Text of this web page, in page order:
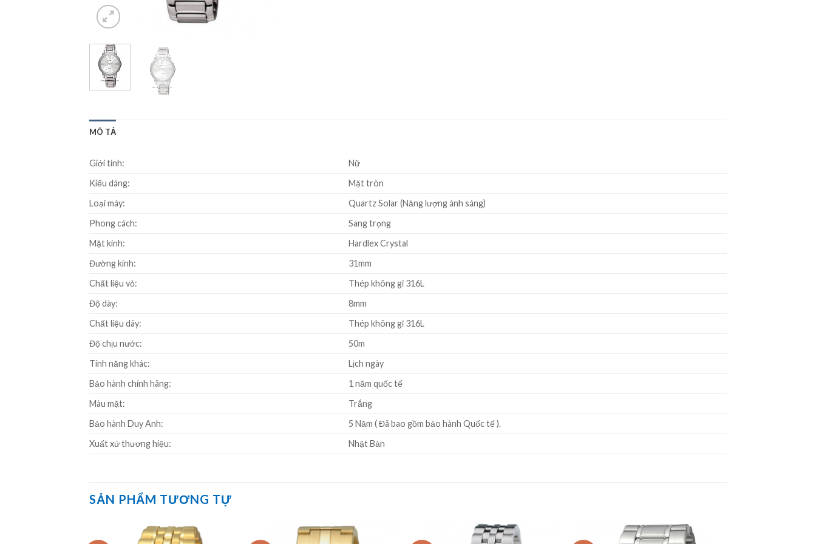
MÔ TẢ
Giới tính:
Nữ
Kiểu dáng:
Mặt tròn
Loại máy:
Quartz Solar (Năng lượng ánh sáng)
Phong cách:
Sang trọng
Mặt kính:
Hardlex Crystal
Đường kính:
31mm
Chất liệu vỏ:
Thép không gỉ 316L
Độ dày:
8mm
Chất liệu dây:
Thép không gỉ 316L
Độ chịu nước:
50m
Tính năng khác:
Lịch ngày
Bảo hành chính hãng:
1 năm quốc tế
Màu mặt:
Trắng
Bảo hành Duy Anh:
5 Năm ( Đã bao gồm bảo hành Quốc tế ).
Xuất xứ thương hiệu:
Nhật Bản
SẢN PHẨM TƯƠNG TỰ